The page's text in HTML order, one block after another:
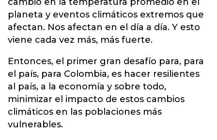
planeta y eventos climáticos extremos que
afectan. Nos afectan en el día a día. Y esto
viene cada vez más, más fuerte.
Entonces, el primer gran desafío para, para
el país, para Colombia, es hacer resilientes
al país, a la economía y sobre todo,
minimizar el impacto de estos cambios
climáticos en las poblaciones más
vulnerables.